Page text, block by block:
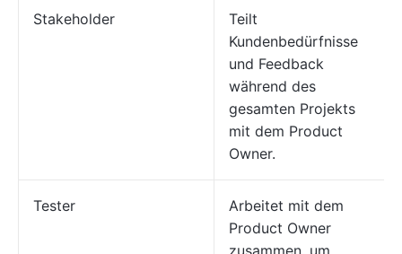
Stakeholder
Teilt
Kundenbedürfnisse
und Feedback
während des
gesamten Projekts
mit dem Product
Owner.
Tester
Arbeitet mit dem
Product Owner
zusammen, um